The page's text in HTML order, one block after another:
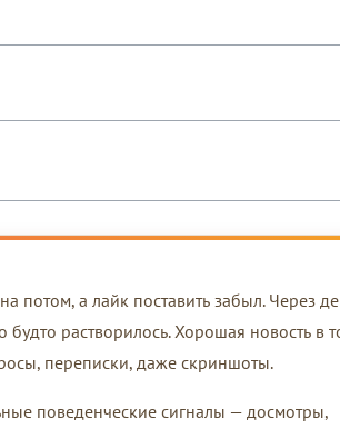
потом, а лайк поставить забыл. Через
будто растворилось. Хорошая новость в
переписки, даже скриншоты.
поведенческие сигналы — досмотры,